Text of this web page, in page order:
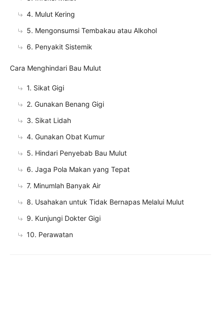
4. Mulut Kering
5. Mengonsumsi Tembakau atau Alkohol
6. Penyakit Sistemik
Cara Menghindari Bau Mulut
1. Sikat Gigi
2. Gunakan Benang Gigi
3. Sikat Lidah
4. Gunakan Obat Kumur
5. Hindari Penyebab Bau Mulut
6. Jaga Pola Makan yang Tepat
7. Minumlah Banyak Air
8. Usahakan untuk Tidak Bernapas Melalui Mulut
9. Kunjungi Dokter Gigi
10. Perawatan